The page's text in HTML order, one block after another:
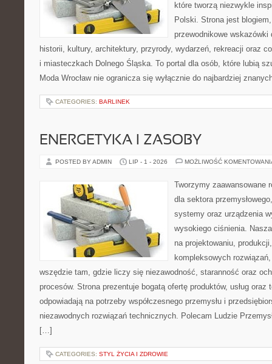
które tworzą niezwykle
Polski. Strona jest
przewodnikowe
historii, kultury, architektury, przyrody, wydarzeń, rekreacji oraz
i miasteczkach Dolnego Śląska. To portal dla osób, które lubią
Moda Wrocław nie ogranicza się wyłącznie do najbardziej
CATEGORIES: BARLINEK
ENERGETYKA I ZASOBY
POSTED BY ADMIN LIP - 1 - 2026 MOŻLIWOŚĆ
Tworzymy zaawansowane
dla sektora
systemy oraz urządzenia
wysokiego ciśnienia.
na projektowaniu,
kompleksowych
wszędzie tam, gdzie liczy się niezawodność, staranność oraz
procesów. Strona prezentuje bogatą ofertę produktów, usług oraz
odpowiadają na potrzeby współczesnego przemysłu i
niezawodnych rozwiązań technicznych. Polecam Ludzie
[…]
CATEGORIES: STYL ŻYCIA I ZDROWIE